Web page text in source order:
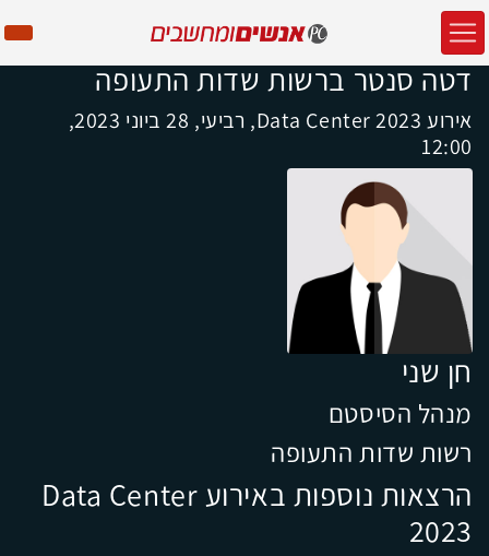
דטה סנטר ברשות שדות התעופה
אירוע Data Center 2023, רביעי, 28 ביוני 2023,
12:00
חן שני
מנהל הסיסטם
רשות שדות התעופה
הרצאות נוספות באירוע Data Center
2023